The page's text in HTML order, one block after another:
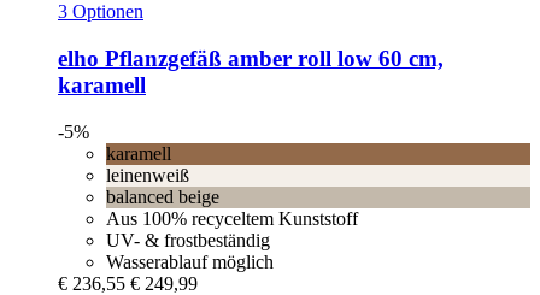
3 Optionen
elho Pflanzgefäß amber roll low 60 cm,
karamell
-5%
karamell
leinenweiß
balanced beige
Aus 100% recyceltem Kunststoff
UV- & frostbeständig
Wasserablauf möglich
€ 236,55 € 249,99